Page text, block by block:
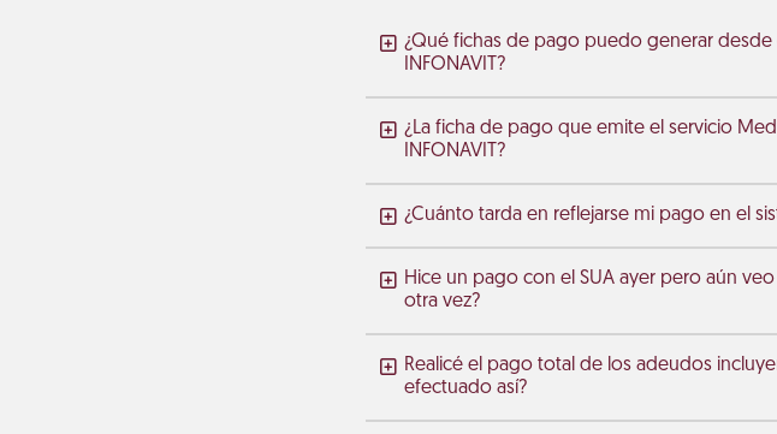
¿Qué fichas de pago puedo generar
INFONAVIT?
¿La ficha de pago que emite el servicio
INFONAVIT?
¿Cuánto tarda en reflejarse mi pago en el
Hice un pago con el SUA ayer pero aún
otra vez?
Realicé el pago total de los adeudos
efectuado así?